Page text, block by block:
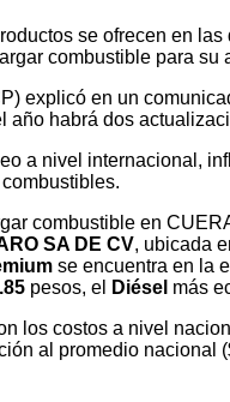
se ofrecen en
combustible para su
explicó en un
año habrá dos
a nivel internacional,
combustible en
SA DE CV, ubicada
se encuentra en la
pesos, el Diésel más
los costos a nivel
al promedio